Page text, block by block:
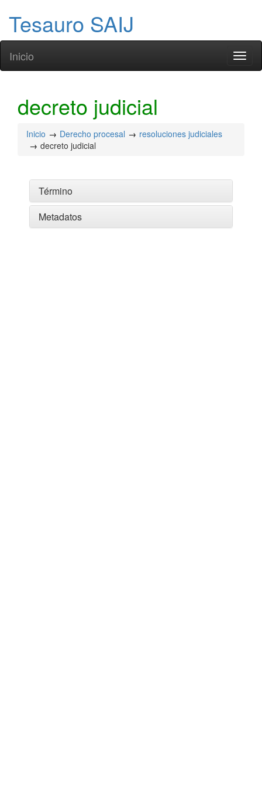
Tesauro SAIJ
Inicio
decreto judicial
Inicio Derecho procesal
resoluciones judiciales
decreto judicial
Término
Metadatos